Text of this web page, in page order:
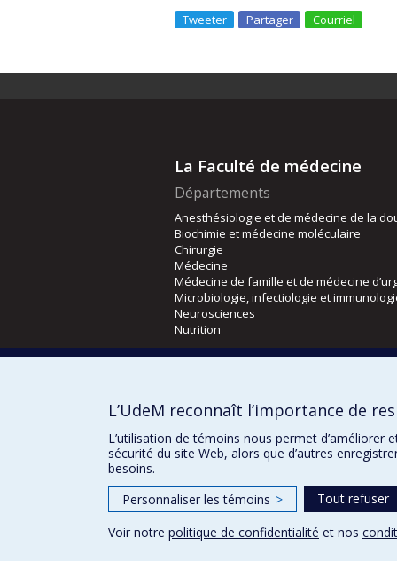
Tweeter Partager Courriel
La Faculté de médecine
Départements
Anesthésiologie et de médecine de la
Biochimie et médecine moléculaire
Chirurgie
Médecine
Médecine de famille et de médecine
Microbiologie, infectiologie et
Neurosciences
Nutrition
Orthophonie et audiologie
L’UdeM reconnaît l’importance de
L’utilisation de témoins nous permet
sécurité du site Web, alors que d’autres
besoins.
Personnaliser les témoins > Tout refuser
Voir notre politique de confidentialité et nos